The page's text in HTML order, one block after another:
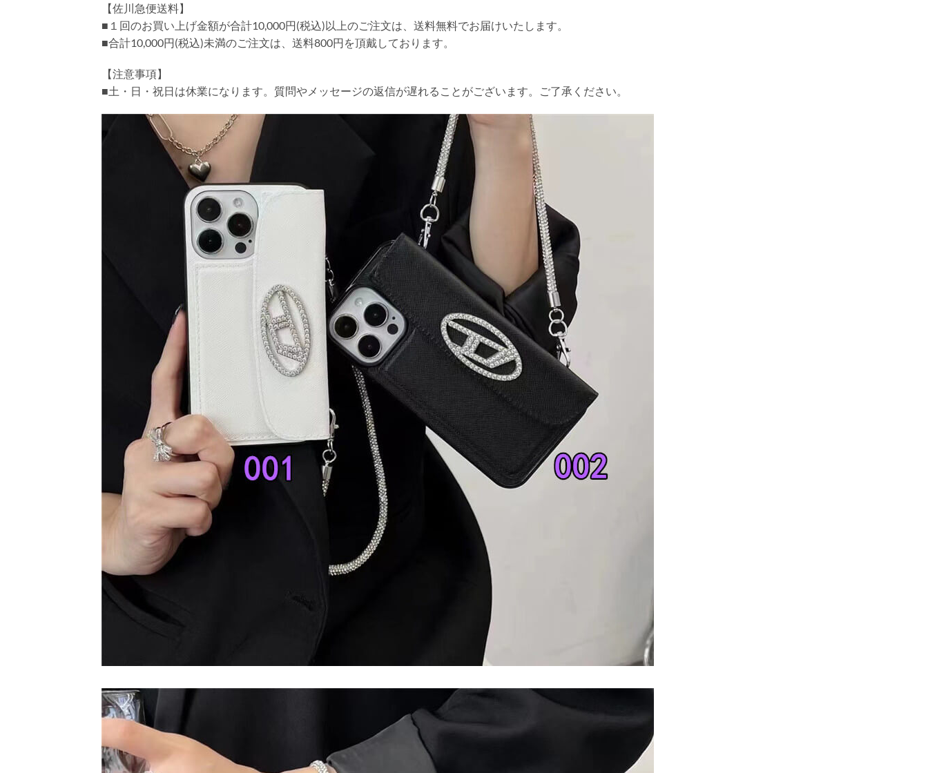
【佐川急便送料】
■１回のお買い上げ金額が合計10,000円(税込)以上のご注文は、送料無料でお届けいたします。
■合計10,000円(税込)未満のご注文は、送料800円を頂戴しております。
【注意事項】
■土・日・祝日は休業になります。質問やメッセージの返信が遅れることがございます。ご了承ください。